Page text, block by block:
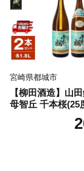
宮崎県都城市
【柳田酒造】山
母智丘 千本桜(25
≪みやこんじょ